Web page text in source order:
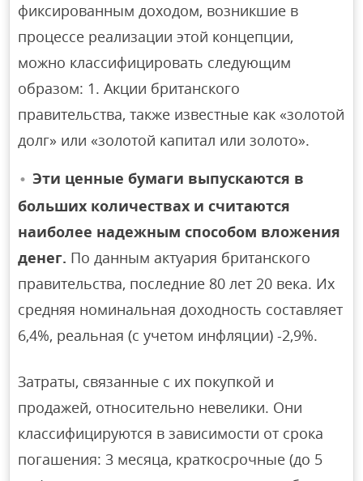
фиксированным доходом, возникшие в
процессе реализации этой концепции,
можно классифицировать следующим
образом: 1. Акции британского
правительства, также известные как «золотой
долг» или «золотой капитал или золото».
Эти ценные бумаги выпускаются в
больших количествах и считаются
наиболее надежным способом вложения
денег. По данным актуария британского
правительства, последние 80 лет 20 века. Их
средняя номинальная доходность составляет
6,4%, реальная (с учетом инфляции) -2,9%.
Затраты, связанные с их покупкой и
продажей, относительно невелики. Они
классифицируются в зависимости от срока
погашения: 3 месяца, краткосрочные (до 5